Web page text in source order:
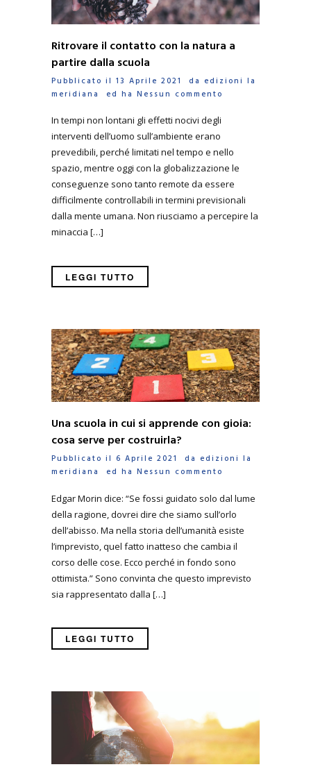
Ritrovare il contatto con la natura a
partire dalla scuola
Pubblicato il 13 Aprile 2021 da edizioni la
meridiana
ed ha Nessun commento
In tempi non lontani gli effetti nocivi degli
interventi dell’uomo sull’ambiente erano
prevedibili, perché limitati nel tempo e nello
spazio, mentre oggi con la globalizzazione le
conseguenze sono tanto remote da essere
difficilmente controllabili in termini previsionali
dalla mente umana. Non riusciamo a percepire la
minaccia […]
LEGGI TUTTO
Una scuola in cui si apprende con gioia:
cosa serve per costruirla?
Pubblicato il 6 Aprile 2021 da edizioni la
meridiana
ed ha Nessun commento
Edgar Morin dice: “Se fossi guidato solo dal lume
della ragione, dovrei dire che siamo sull’orlo
dell’abisso. Ma nella storia dell’umanità esiste
l’imprevisto, quel fatto inatteso che cambia il
corso delle cose. Ecco perché in fondo sono
ottimista.” Sono convinta che questo imprevisto
sia rappresentato dalla […]
LEGGI TUTTO